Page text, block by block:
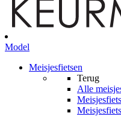
Model
Meisjesfietsen
Terug
Alle